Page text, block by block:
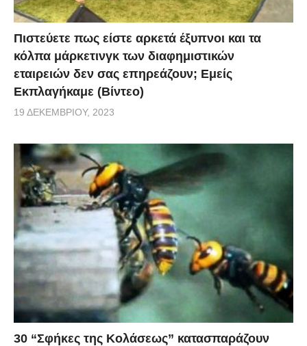
Πιστεύετε πως είστε αρκετά έξυπνοι και τα
κόλπα μάρκετινγκ των διαφημιστικών
εταιρειών δεν σας επηρεάζουν; Εμείς
Εκπλαγήκαμε (Βίντεο)
19 ΔΕΚΕΜΒΡΊΟΥ, 2023
30 “Σφήκες της Κολάσεως” κατασπαράζουν